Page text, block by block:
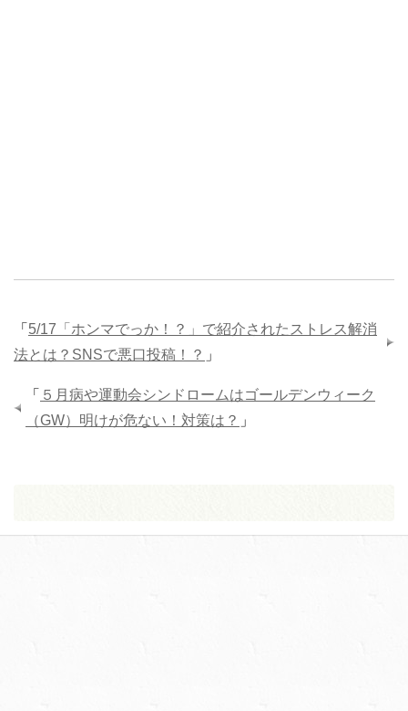
「 5/17「ホンマでっか！？」で紹介されたストレス解消
法とは？SNSで悪口投稿！？ 」
「 ５月病や運動会シンドロームはゴールデンウィーク
（GW）明けが危ない！対策は？ 」